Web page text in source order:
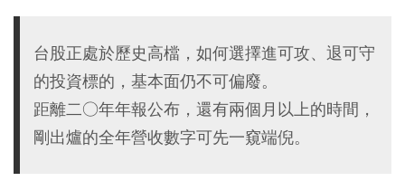
台股正處於歷史高檔，如何選擇進可攻、退可守
的投資標的，基本面仍不可偏廢。
距離二○年年報公布，還有兩個月以上的時間，
剛出爐的全年營收數字可先一窺端倪。